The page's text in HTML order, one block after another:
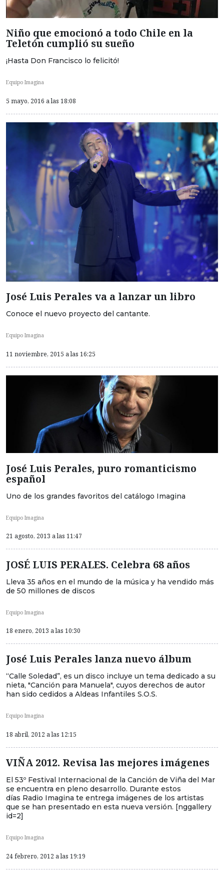
Niño que emocionó a todo Chile en la
Teletón cumplió su sueño
¡Hasta Don Francisco lo felicitó!
Equipo Imagina
5 mayo, 2016 a las 18:08
José Luis Perales va a lanzar un libro
Conoce el nuevo proyecto del cantante.
Equipo Imagina
11 noviembre, 2015 a las 16:25
José Luis Perales, puro romanticismo
español
Uno de los grandes favoritos del catálogo Imagina
Equipo Imagina
21 agosto, 2013 a las 11:47
JOSÉ LUIS PERALES. Celebra 68 años
Lleva 35 años en el mundo de la música y ha vendido más
de 50 millones de discos
Equipo Imagina
18 enero, 2013 a las 10:30
José Luis Perales lanza nuevo álbum
“Calle Soledad”, es un disco incluye un tema dedicado a su
nieta, "Canción para Manuela", cuyos derechos de autor
han sido cedidos a Aldeas Infantiles S.O.S.
Equipo Imagina
18 abril, 2012 a las 12:15
VIÑA 2012. Revisa las mejores imágenes
El 53º Festival Internacional de la Canción de Viña del Mar
se encuentra en pleno desarrollo. Durante estos
días Radio Imagina te entrega imágenes de los artistas
que se han presentado en esta nueva versión. [nggallery
id=2]
Equipo Imagina
24 febrero, 2012 a las 19:19